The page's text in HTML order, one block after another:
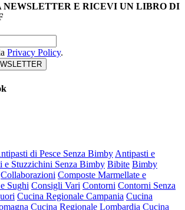
E RICEVI UN LIBRO DI
Privacy Policy.
di Pesce Senza Bimby Antipasti e
e Stuzzichini Senza Bimby Bibite Bimby
Collaborazioni Composte Marmellate e
Sughi Consigli Vari Contorni Contorni Senza
Cucina Regionale Campania Cucina
Cucina Regionale Lombardia Cucina